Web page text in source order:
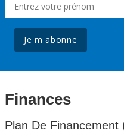
Je m'abonne
Finances
Plan De Financement